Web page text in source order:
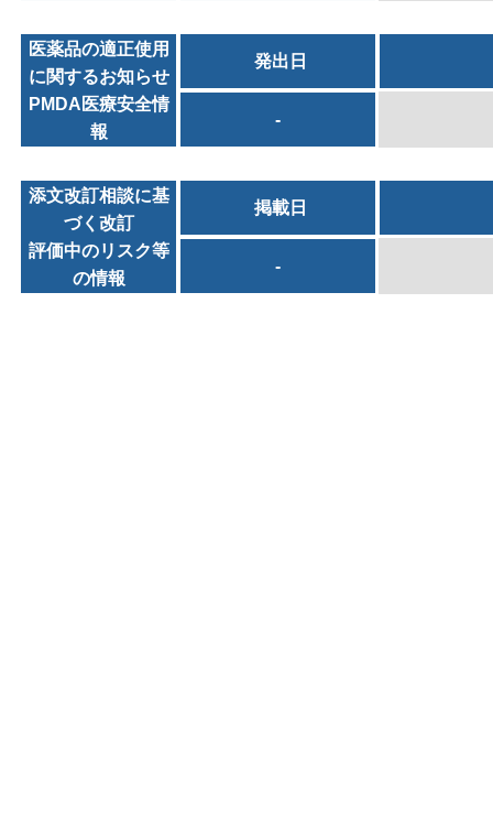
医薬品の適正使用
に関するお知らせ
PMDA医療安全情
報
発出日
-
添文改訂相談に基
づく改訂
評価中のリスク等
の情報
掲載日
-